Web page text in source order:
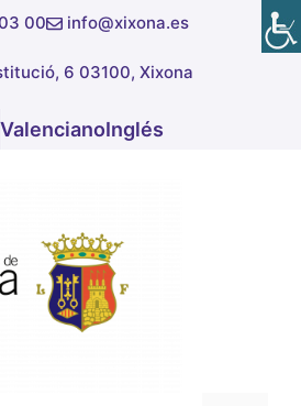
00 info@xixona.es
6 03100, Xixona
ValencianoInglés